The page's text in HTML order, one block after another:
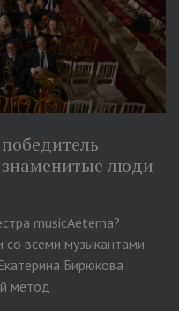
люди
musicAeterna?
со всеми музыкантами
Бирюкова
метод